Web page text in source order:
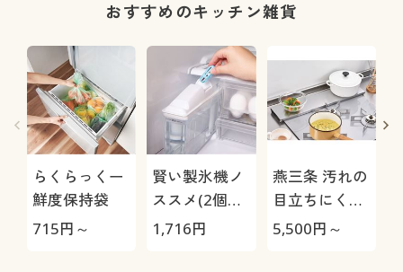
おすすめのキッチン雑貨
らくらっくー
鮮度保持袋
715円～
賢い製氷機ノ
ススメ(2個組)
製氷機の除菌
1,716円
燕三条 汚れの
目立ちにくい
排気口カバー
5,500円～